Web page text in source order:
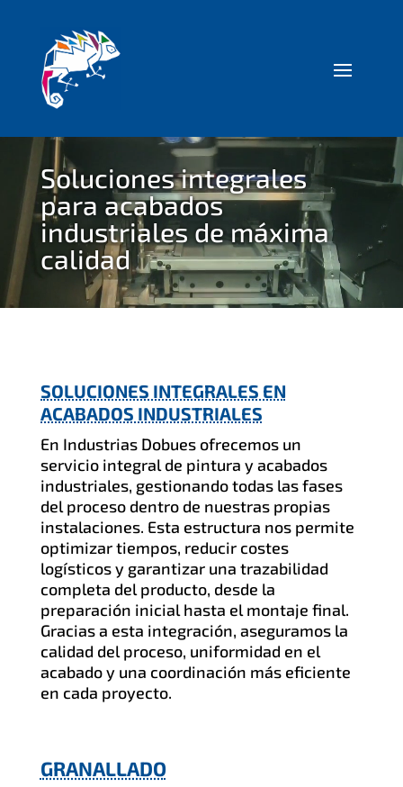
Reproductor
vídeo
Soluciones integrales
para acabados
industriales de máxima
calidad
SOLUCIONES INTEGRALES EN
ACABADOS INDUSTRIALES
En Industrias Dobues ofrecemos un
servicio integral de pintura y acabados
industriales, gestionando todas las fases
del proceso dentro de nuestras propias
instalaciones. Esta estructura nos permite
optimizar tiempos, reducir costes
logísticos y garantizar una trazabilidad
completa del producto, desde la
preparación inicial hasta el montaje final.
Gracias a esta integración, aseguramos la
calidad del proceso, uniformidad en el
acabado y una coordinación más eficiente
en cada proyecto.
GRANALLADO